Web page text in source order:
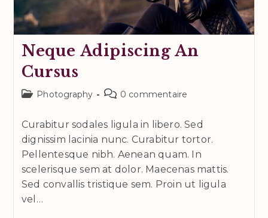
Neque Adipiscing An
Cursus
PostPhotography
Commentaires
publication :
0 commentaire
Curabitur sodales ligula in libero. Sed
dignissim lacinia nunc. Curabitur tortor.
Pellentesque nibh. Aenean quam. In
scelerisque sem at dolor. Maecenas mattis.
Sed convallis tristique sem. Proin ut ligula
vel…